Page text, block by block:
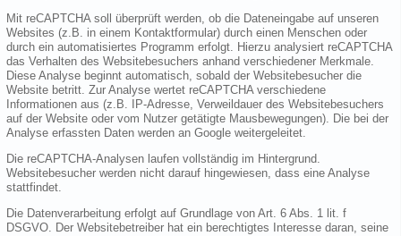
Mit reCAPTCHA soll überprüft werden, ob die Dateneingabe auf unseren
Websites (z.B. in einem Kontaktformular) durch einen Menschen oder
durch ein automatisiertes Programm erfolgt. Hierzu analysiert reCAPTCHA
das Verhalten des Websitebesuchers anhand verschiedener Merkmale.
Diese Analyse beginnt automatisch, sobald der Websitebesucher die
Website betritt. Zur Analyse wertet reCAPTCHA verschiedene
Informationen aus (z.B. IP-Adresse, Verweildauer des Websitebesuchers
auf der Website oder vom Nutzer getätigte Mausbewegungen). Die bei der
Analyse erfassten Daten werden an Google weitergeleitet.
Die reCAPTCHA-Analysen laufen vollständig im Hintergrund.
Websitebesucher werden nicht darauf hingewiesen, dass eine Analyse
stattfindet.
Die Datenverarbeitung erfolgt auf Grundlage von Art. 6 Abs. 1 lit. f
DSGVO. Der Websitebetreiber hat ein berechtigtes Interesse daran, seine